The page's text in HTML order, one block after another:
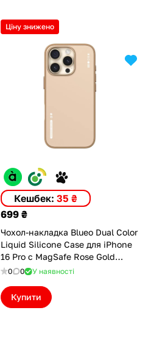
Ціну знижено
Кешбек:35 ₴
699 ₴
Чохол-накладка Blueo Dual Color
Liquid Silicone Case для iPhone
16 Pro с MagSafe Rose Gold
(BL045-I16PRGD)
0 0 У наявності
Купити